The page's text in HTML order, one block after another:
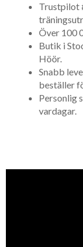
Trustpilot
Över 100
Butik i
Höör.
Snabb
beställer
Personlig
vardagar.